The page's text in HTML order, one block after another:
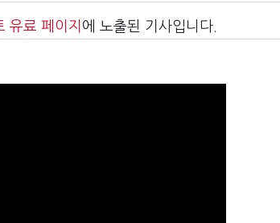
유료 페이지 에 노출된 기사입니다.